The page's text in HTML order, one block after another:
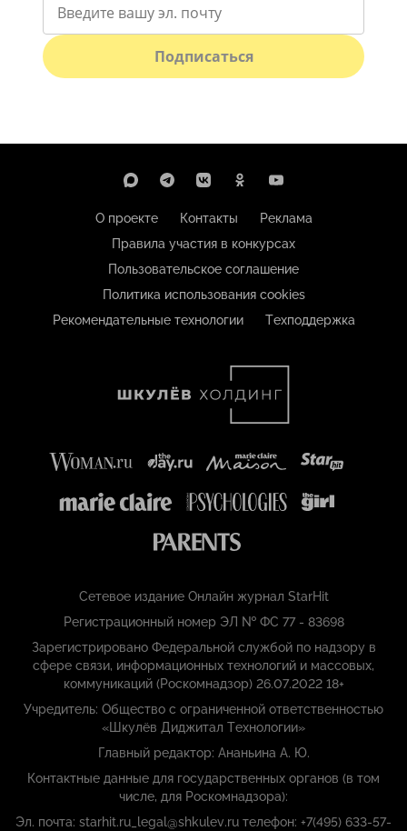
Подписаться
О проекте Контакты
Реклама
Правила участия в конкурсах
Пользовательское соглашение
Политика использования cookies
Рекомендательные технологии
Техподдержка
Сетевое издание Онлайн журнал StarHit
Регистрационный номер ЭЛ № ФС 77 - 83698
Зарегистрировано Федеральной службой по надзору в
сфере связи, информационных технологий и массовых,
коммуникаций (Роскомнадзор) 26.07.2022 18+
Учредитель: Общество с ограниченной ответственностью
«Шкулёв Диджитал Технологии»
Главный редактор: Ананьина А. Ю.
Контактные данные для государственных органов (в том
числе, для Роскомнадзора):
Эл. почта: starhit.ru_legal@shkulev.ru телефон: +7(495) 633-57-